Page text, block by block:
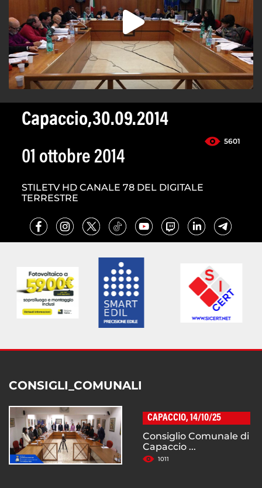
Capaccio,30.09.2014
5601
01 ottobre 2014
STILETV HD CANALE 78 DEL DIGITALE
TERRESTRE
CONSIGLI_COMUNALI
CAPACCIO, 14/10/25
Consiglio Comunale di
Capaccio ...
1011